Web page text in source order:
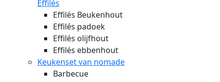
Effilés
Effilés Beukenhout
Effilés padoek
Effilés olijfhout
Effilés ebbenhout
Keukenset van nomade
Barbecue